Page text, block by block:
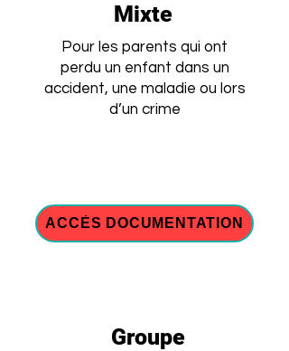
Mixte
Pour les parents qui ont
perdu un enfant dans un
accident, une maladie ou lors
d’un crime
ACCÈS DOCUMENTATION
Groupe